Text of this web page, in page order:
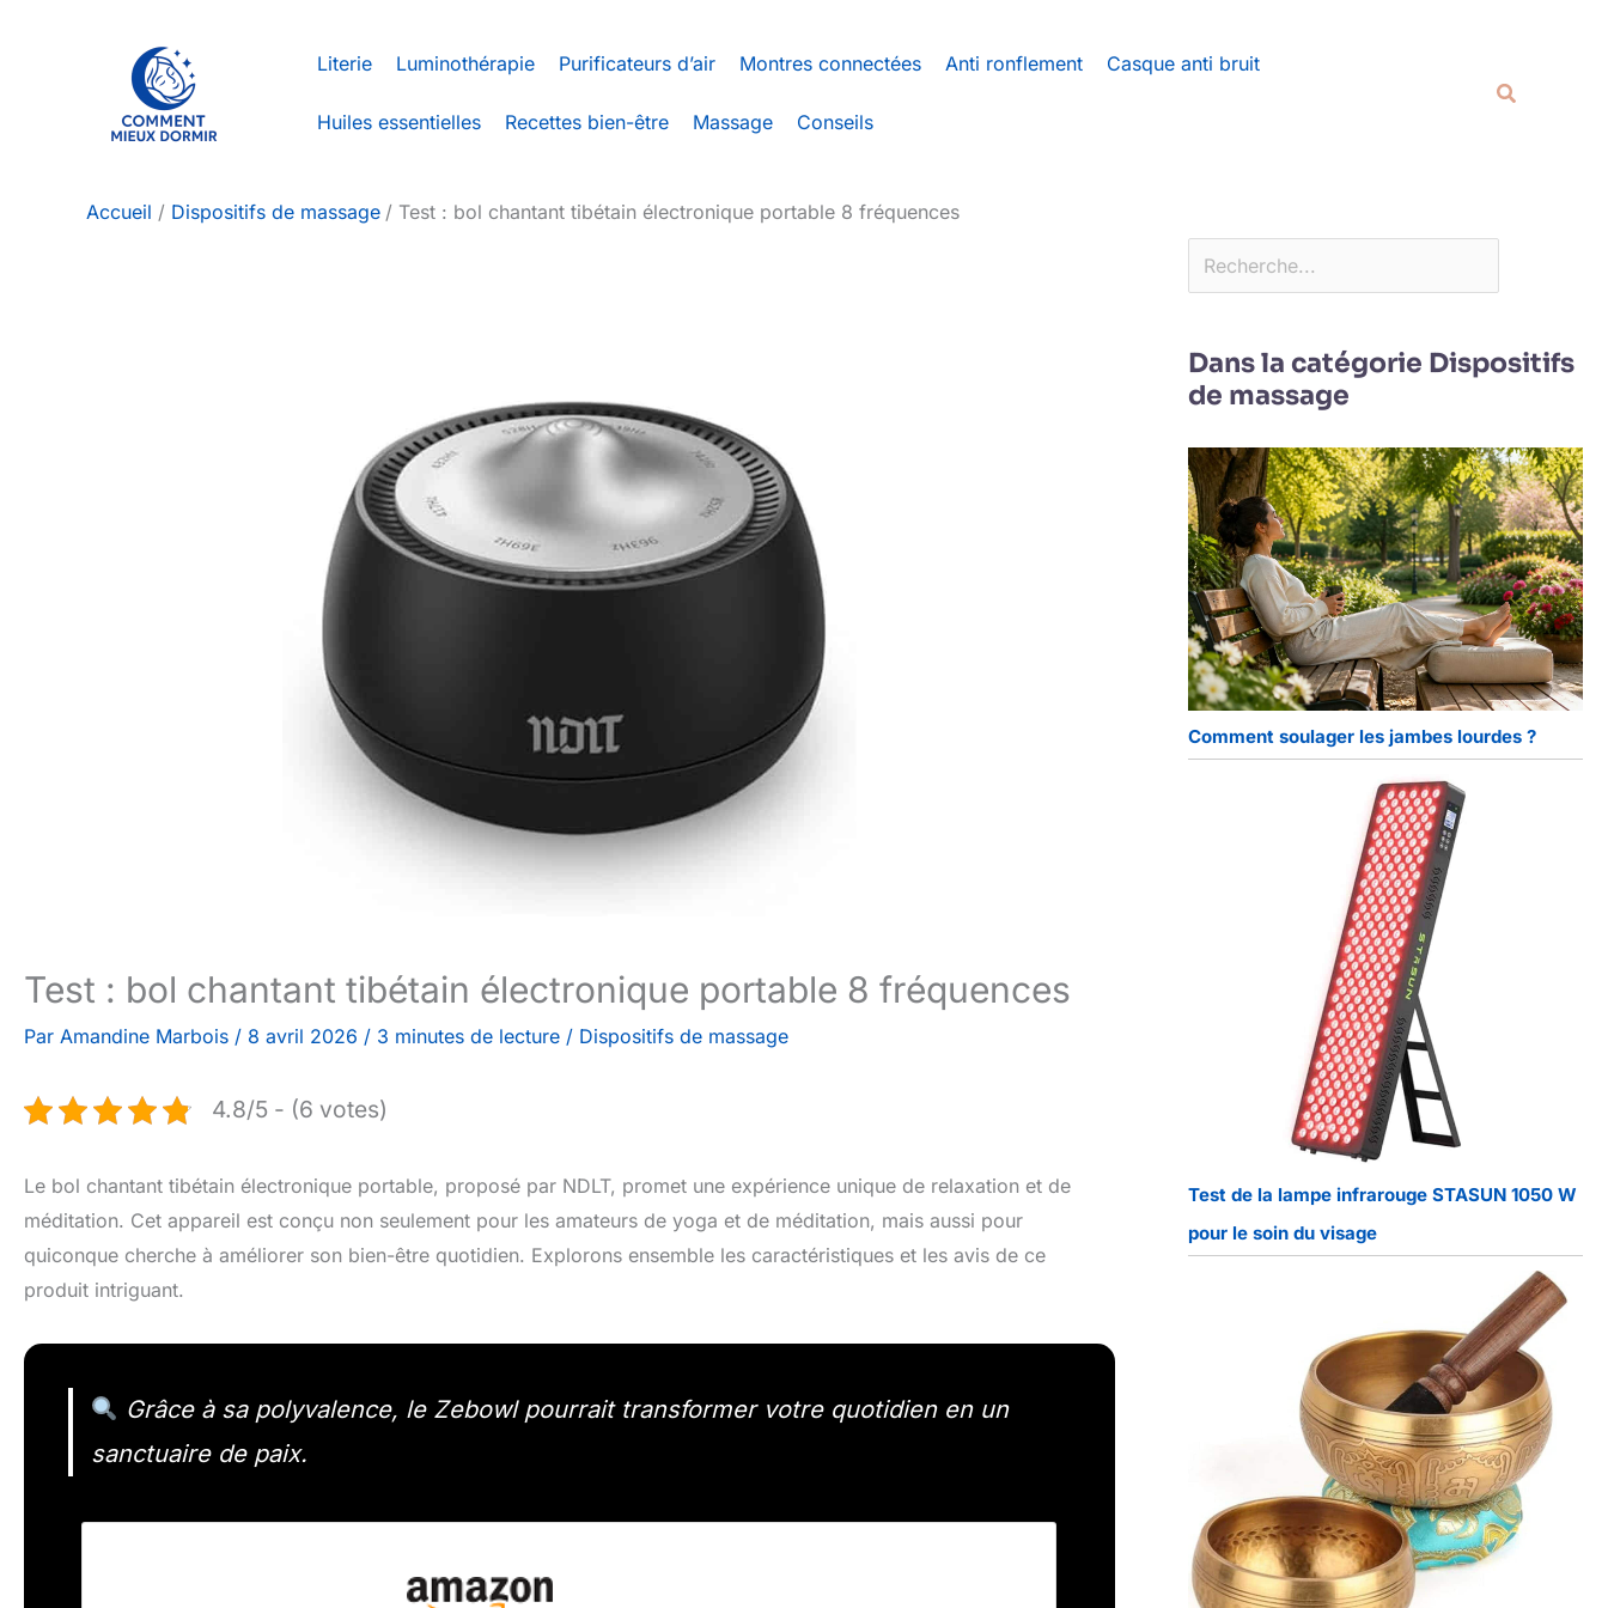
Literie Luminothérapie Purificateurs d’air Montres connectées Anti ronflement Casque anti bruit
Huiles essentielles Recettes bien-être Massage Conseils
Accueil Dispositifs de massage Test : bol chantant tibétain électronique portable 8 fréquences
Test : bol chantant tibétain électronique portable 8 fréquences
Par Amandine Marbois / 8 avril 2026 / 3 minutes de lecture / Dispositifs de massage
4.8/5 - (6 votes)
Le bol chantant tibétain électronique portable, proposé par NDLT, promet une expérience unique de relaxation et de
méditation. Cet appareil est conçu non seulement pour les amateurs de yoga et de méditation, mais aussi pour
quiconque cherche à améliorer son bien-être quotidien. Explorons ensemble les caractéristiques et les avis de ce
produit intriguant.
Grâce à sa polyvalence, le Zebowl pourrait transformer votre quotidien en un
sanctuaire de paix.
Dans la catégorie Dispositifs
de massage
Comment soulager les jambes lourdes ?
Test de la lampe infrarouge STASUN 1050 W
pour le soin du visage